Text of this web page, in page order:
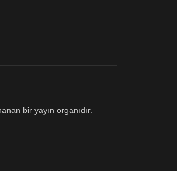
bir yayın organıdır.